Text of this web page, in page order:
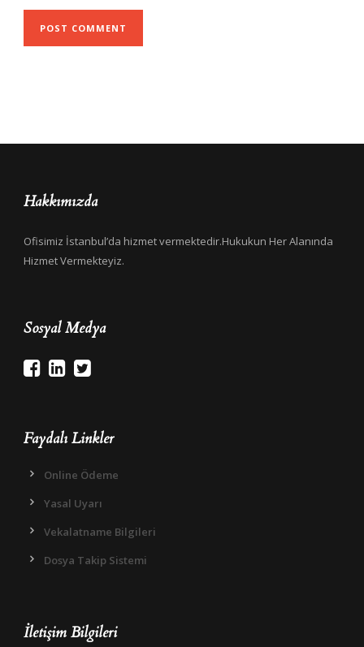
Hakkımızda
Ofisimiz İstanbul’da hizmet vermektedir.Hukukun Her Alanında
Hizmet Vermekteyiz.
Sosyal Medya
Faydalı Linkler
Online Ödeme
Yasal Uyarı
Vekalatname Bilgileri
Dosya Takip Sistemi
İletişim Bilgileri